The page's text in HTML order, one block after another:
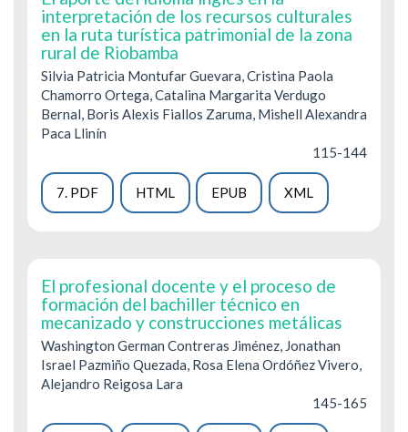
interpretación de los recursos culturales
en la ruta turística patrimonial de la zona
rural de Riobamba
Silvia Patricia Montufar Guevara, Cristina Paola
Chamorro Ortega, Catalina Margarita Verdugo
Bernal, Boris Alexis Fiallos Zaruma, Mishell Alexandra
Paca Llinín
115-144
7. PDF HTML EPUB XML
El profesional docente y el proceso de
formación del bachiller técnico en
mecanizado y construcciones metálicas
Washington German Contreras Jiménez, Jonathan
Israel Pazmiño Quezada, Rosa Elena Ordóñez Vivero,
Alejandro Reigosa Lara
145-165